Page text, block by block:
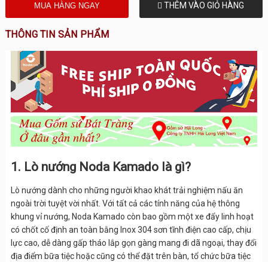
THÊM VÀO GIỎ HÀNG
THÔNG TIN SẢN PHẨM
1. Lò nướng Noda Kamado là gì?
Lò nướng dành cho những người khao khát trải nghiệm nấu ăn
ngoài trời tuyệt vời nhất. Với tất cả các tính năng của hệ thông
khung vỉ nướng, Noda Kamado còn bao gồm một xe đẩy linh hoạt
có chốt cố định an toàn bằng Inox 304 sơn tĩnh điện cao cấp, chịu
lực cao, dễ dàng gấp tháo lắp gọn gàng mang đi dã ngoại, thay đổi
địa điểm bữa tiệc hoặc cũng có thể đặt trên bàn, tổ chức bữa tiệc